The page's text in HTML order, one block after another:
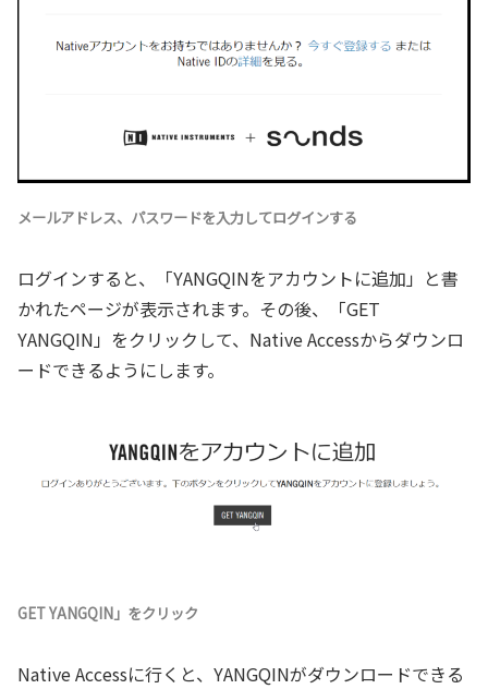
メールアドレス、パスワードを入力してログインする
ログインすると、「YANGQINをアカウントに追加」と書
かれたページが表示されます。その後、「GET
YANGQIN」をクリックして、Native Accessからダウンロ
ードできるようにします。
GET YANGQIN」をクリック
Native Accessに行くと、YANGQINがダウンロードできる